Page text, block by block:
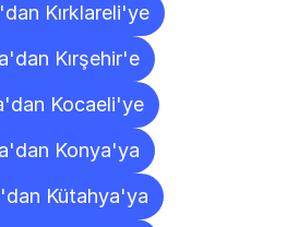
Kırklareli'ye
Kırşehir'e
Kocaeli'ye
Konya'ya
Kütahya'ya